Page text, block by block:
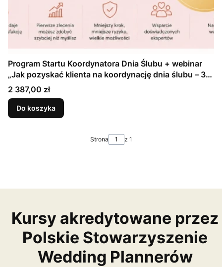
Program Startu Koordynatora Dnia Ślubu + webinar
„Jak pozyskać klienta na koordynację dnia ślubu – 3
sposoby”
Cena
2 387,00 zł
Do koszyka
Strona z 1
Kursy akredytowane przez
Polskie Stowarzyszenie
Wedding Plannerów